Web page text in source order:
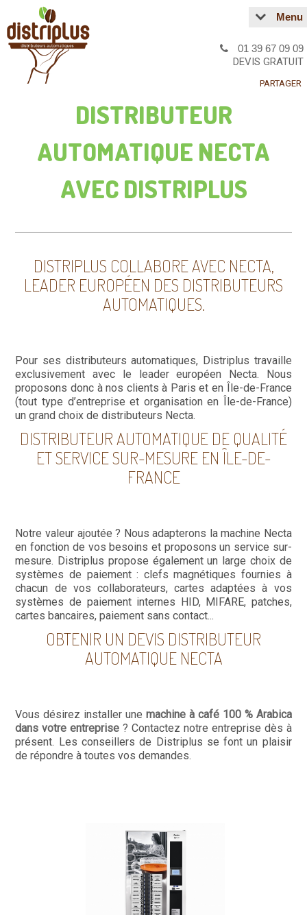
01 39 67 09 09
DEVIS GRATUIT
PARTAGER
Menu
DISTRIBUTEUR
AUTOMATIQUE NECTA
AVEC DISTRIPLUS
DISTRIPLUS COLLABORE AVEC NECTA,
LEADER EUROPÉEN DES DISTRIBUTEURS
AUTOMATIQUES.
Pour ses distributeurs automatiques, Distriplus travaille
exclusivement avec le leader européen Necta. Nous
proposons donc à nos clients à Paris et en Île-de-France
(tout type d’entreprise et organisation en Île-de-France)
un grand choix de distributeurs Necta.
DISTRIBUTEUR AUTOMATIQUE DE QUALITÉ
ET SERVICE SUR-MESURE EN ÎLE-DE-
FRANCE
Notre valeur ajoutée ? Nous adapterons la machine Necta
en fonction de vos besoins et proposons un service sur-
mesure. Distriplus propose également un large choix de
systèmes de paiement : clefs magnétiques fournies à
chacun de vos collaborateurs, cartes adaptées à vos
systèmes de paiement internes HID, MIFARE, patches,
cartes bancaires, paiement sans contact...
OBTENIR UN DEVIS DISTRIBUTEUR
AUTOMATIQUE NECTA
Vous désirez installer unemachine à café 100 % Arabica
dans votre entreprise ? Contactez notre entreprise dès à
présent. Les conseillers de Distriplus se font un plaisir
de répondre à toutes vos demandes.